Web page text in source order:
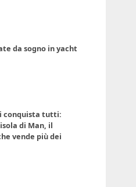
da sogno in yacht
conquista tutti:
di Man, il
vende più dei